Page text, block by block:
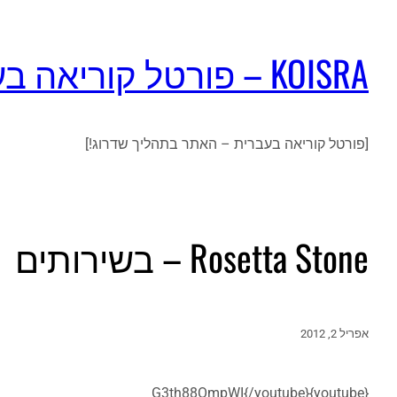
KOISRA – פורטל קוריאה בעברית
[פורטל קוריאה בעברית – האתר בתהליך שדרוג!]
Rosetta Stone – בשירותים
אפריל 2, 2012
{youtube}G3th88OmpWI{/youtube}